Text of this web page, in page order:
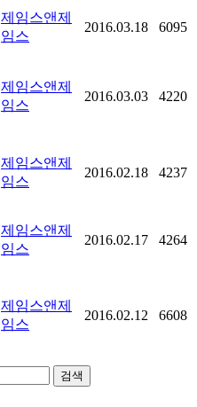
제임스앤제
임스
2016.03.18 6095
제임스앤제
임스
2016.03.03 4220
제임스앤제
임스
2016.02.18 4237
제임스앤제
임스
2016.02.17 4264
제임스앤제
임스
2016.02.12 6608
검색